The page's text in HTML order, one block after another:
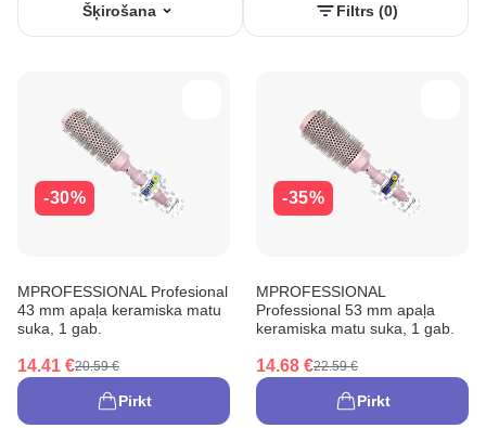
Šķirošana Filtrs (0)
-30%
MPROFESSIONAL Profesional
43 mm apaļa keramiska matu
suka, 1 gab.
14.41 €20.59 €
Pirkt
-35%
MPROFESSIONAL
Professional 53 mm apaļa
keramiska matu suka, 1 gab.
14.68 €22.59 €
Pirkt